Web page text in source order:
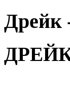
Дрейк